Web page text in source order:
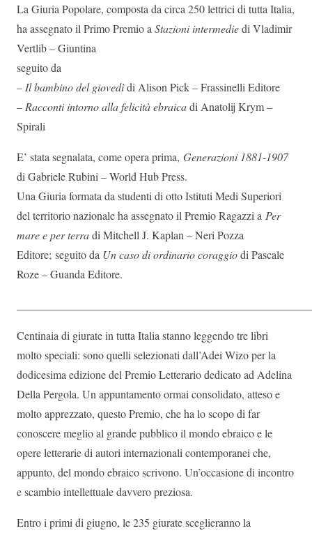
La Giuria Popolare, composta da circa 250 lettrici di tutta Italia,
ha assegnato il Primo Premio a Stazioni intermediedi Vladimir
Vertlib – Giuntina
seguito da
– Il bambino del giovedìdi Alison Pick – Frassinelli Editore
– Racconti intorno alla felicità ebraicadi Anatolij Krym –
Spirali
E’ stata segnalata, come opera prima, Generazioni 1881-1907
di Gabriele Rubini – World Hub Press.
Una Giuria formata da studenti di otto Istituti Medi Superiori
del territorio nazionale ha assegnato il Premio Ragazzi a Per
mare e per terradi Mitchell J. Kaplan – Neri Pozza
Editore; seguito da Un caso di ordinario coraggiodi Pascale
Roze – Guanda Editore.
Centinaia di giurate in tutta Italia stanno leggendo tre libri
molto speciali: sono quelli selezionati dall’Adei Wizo per la
dodicesima edizione del Premio Letterario dedicato ad Adelina
Della Pergola. Un appuntamento ormai consolidato, atteso e
molto apprezzato, questo Premio, che ha lo scopo di far
conoscere meglio al grande pubblico il mondo ebraico e le
opere letterarie di autori internazionali contemporanei che,
appunto, del mondo ebraico scrivono. Un’occasione di incontro
e scambio intellettuale davvero preziosa.
Entro i primi di giugno, le 235 giurate sceglieranno la